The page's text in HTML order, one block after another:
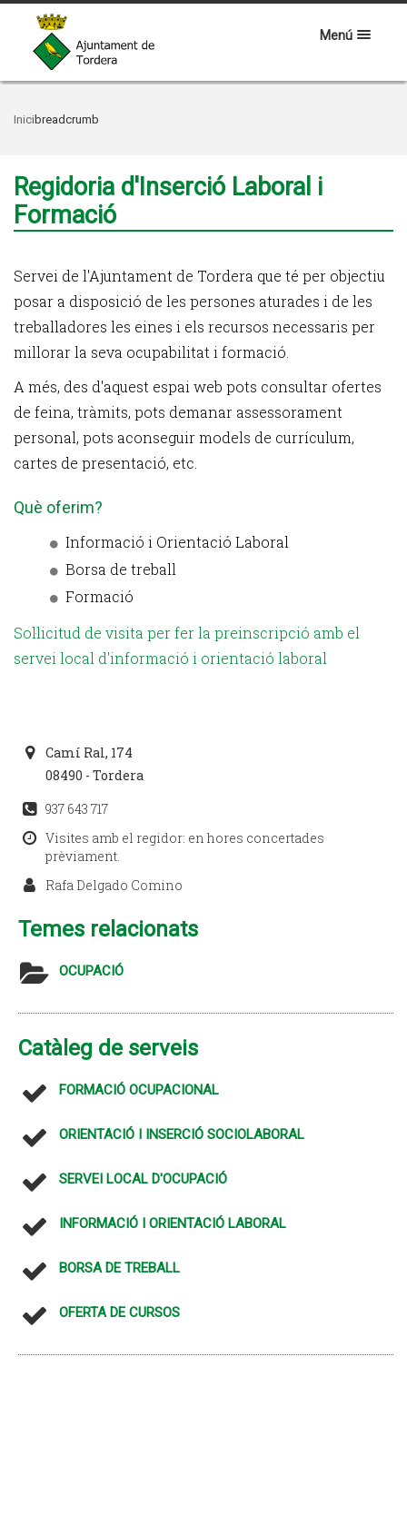
Menú
Inici breadcrumb
Regidoria d'Inserció Laboral i
Formació
Servei de l'Ajuntament de Tordera que té per objectiu
posar a disposició de les persones aturades i de les
treballadores les eines i els recursos necessaris per
millorar la seva ocupabilitat i formació.
A més, des d'aquest espai web pots consultar ofertes
de feina, tràmits, pots demanar assessorament
personal, pots aconseguir models de currículum,
cartes de presentació, etc.
Què oferim?
Informació i Orientació Laboral
Borsa de treball
Formació
Sol·licitud de visita per fer la preinscripció amb el
servei local d'informació i orientació laboral
Camí Ral, 174
08490 - Tordera
937 643 717
Visites amb el regidor: en hores concertades
prèviament.
Rafa Delgado Comino
Temes relacionats
OCUPACIÓ
Catàleg de serveis
FORMACIÓ OCUPACIONAL
ORIENTACIÓ I INSERCIÓ SOCIOLABORAL
SERVEI LOCAL D'OCUPACIÓ
INFORMACIÓ I ORIENTACIÓ LABORAL
BORSA DE TREBALL
OFERTA DE CURSOS